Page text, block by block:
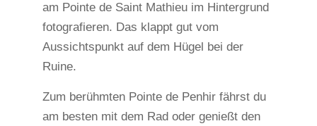
am Pointe de Saint Mathieu im Hintergrund
fotografieren. Das klappt gut vom
Aussichtspunkt auf dem Hügel bei der
Ruine.
Zum berühmten Pointe de Penhir fährst du
am besten mit dem Rad oder genießt den